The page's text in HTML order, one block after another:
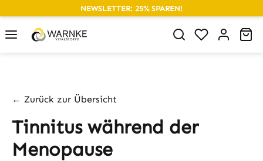
springen
NEWSLETTER: 25% SPAREN!
Du hast 0
← Zurück zur Übersicht
Tinnitus während der
Menopause